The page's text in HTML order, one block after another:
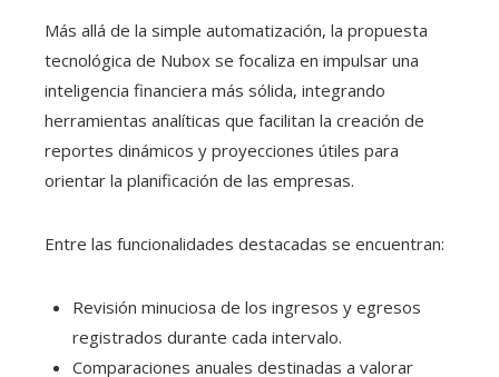
Más allá de la simple automatización, la propuesta
tecnológica de Nubox se focaliza en impulsar una
inteligencia financiera más sólida, integrando
herramientas analíticas que facilitan la creación de
reportes dinámicos y proyecciones útiles para
orientar la planificación de las empresas.
Entre las funcionalidades destacadas se encuentran:
Revisión minuciosa de los ingresos y egresos
registrados durante cada intervalo.
Comparaciones anuales destinadas a valorar